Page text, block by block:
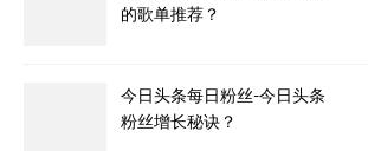
的歌单推荐？
今日头条每日粉丝-今日头条
粉丝增长秘诀？